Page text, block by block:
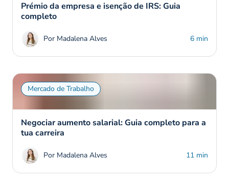
Prémio da empresa e isenção de IRS: Guia
completo
Por Madalena Alves 6 min
Mercado de Trabalho
Negociar aumento salarial: Guia completo para a
tua carreira
Por Madalena Alves 11 min